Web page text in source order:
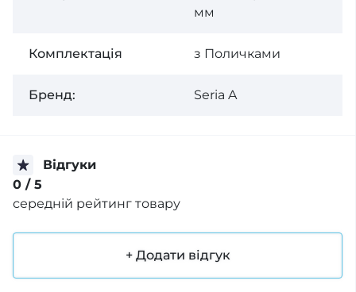
мм
Комплектація з Поличками
Бренд: Seria A
Відгуки
0 / 5
середній рейтинг товару
+ Додати відгук